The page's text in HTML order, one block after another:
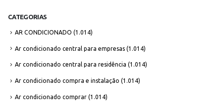
CATEGORIAS
AR CONDICIONADO (1.014)
Ar condicionado central para empresas (1.014)
Ar condicionado central para residência (1.014)
Ar condicionado compra e instalação (1.014)
Ar condicionado comprar (1.014)